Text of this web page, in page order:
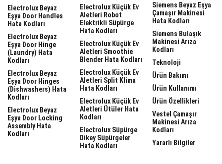
Electrolux Beyaz
Eşya Door Handles
Hata Kodları
Electrolux Beyaz
Eşya Door Hinge
(laundry) Hata
Kodları
Electrolux Beyaz
Eşya Door Hinges
(dishwashers) Hata
Kodları
Electrolux Beyaz
Eşya Door Locking
Assembly Hata
Kodları
Electrolux Küçük Ev
Aletleri Robot
Elektrikli Süpürge
Hata Kodları
Electrolux Küçük Ev
Aletleri Smoothie
Blender Hata Kodları
Electrolux Küçük Ev
Aletleri Split Klima
Hata Kodları
Electrolux Küçük Ev
Aletleri Ütüler Hata
Kodları
Electrolux Süpürge
Dikey Süpürgeler
Hata Kodları
Siemens Beyaz Eşya
Çamaşır Makinesi
Hata Kodları
Siemens Bulaşık
Makinesi Arıza
Kodları
Teknoloji
Ürün Bakımı
Ürün Kullanımı
Ürün Özellikleri
Vestel Çamaşır
Makinesi Arıza
Kodları
Yararlı Bilgiler